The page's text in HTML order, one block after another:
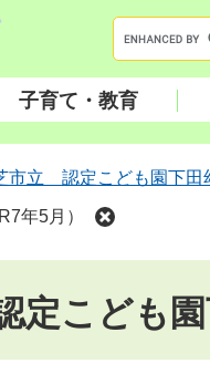
ー
ワ
ー
索
子育て・教育
市立 認定こども園下田
年5月）
こども園